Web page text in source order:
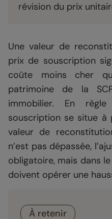
révision du prix
Une valeur de
prix de souscription
coûte moins cher
patrimoine de la
immobilier. En
souscription se situe à
valeur de
n’est pas dépassée,
obligatoire, mais dans
doivent opérer une
À retenir